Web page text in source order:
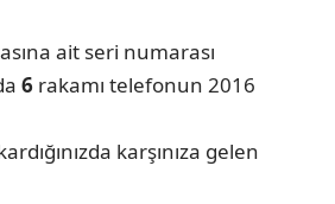
ait seri numarası
6 rakamı telefonun 2016
karşınıza gelen